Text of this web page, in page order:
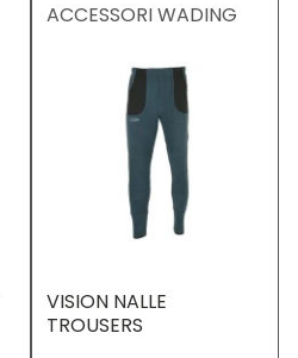
ACCESSORI WADING
VISION NALLE
TROUSERS